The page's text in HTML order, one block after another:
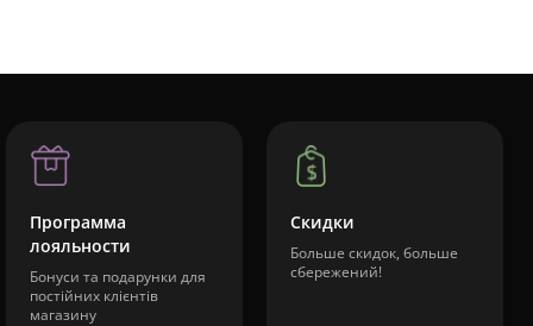
Программа
лояльности
Бонуси та подарунки для
постійних клієнтів
магазину
Скидки
Больше скидок, больше
сбережений!